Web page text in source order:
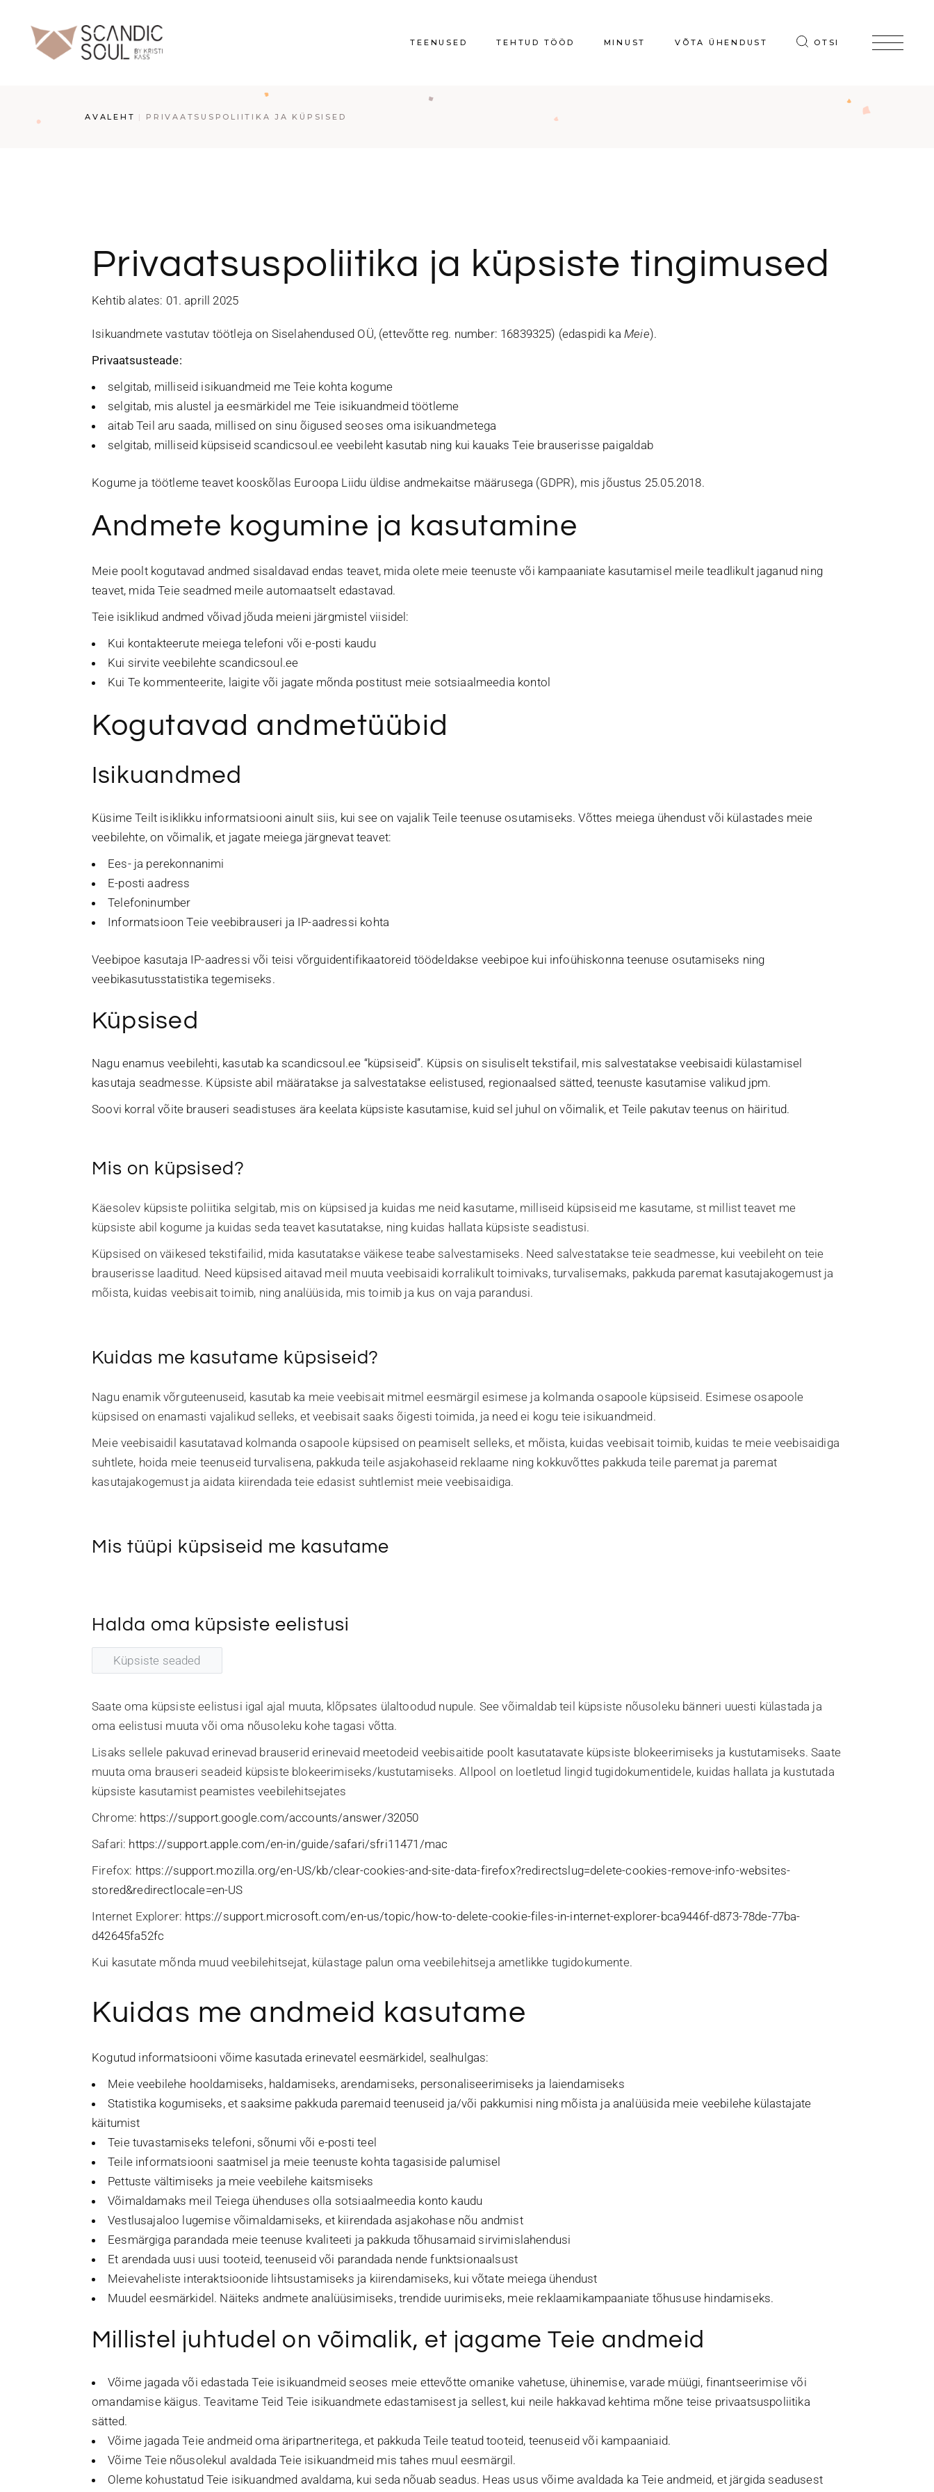
TEENUSED TEHTUD TÖÖD MINUST VÕTA ÜHENDUST OTSI
AVALEHT PRIVAATSUSPOLIITIKA JA KÜPSISED
Privaatsuspoliitika ja küpsiste tingimused
Kehtib alates: 01. aprill 2025
Isikuandmete vastutav töötleja on Siselahendused OÜ, (ettevõtte reg. number: 16839325) (edaspidi ka Meie).
Privaatsusteade:
selgitab, milliseid isikuandmeid me Teie kohta kogume
selgitab, mis alustel ja eesmärkidel me Teie isikuandmeid töötleme
aitab Teil aru saada, millised on sinu õigused seoses oma isikuandmetega
selgitab, milliseid küpsiseid scandicsoul.ee veebileht kasutab ning kui kauaks Teie brauserisse paigaldab
Kogume ja töötleme teavet kooskõlas Euroopa Liidu üldise andmekaitse määrusega (GDPR), mis jõustus 25.05.2018.
Andmete kogumine ja kasutamine
Meie poolt kogutavad andmed sisaldavad endas teavet, mida olete meie teenuste või kampaaniate kasutamisel meile teadlikult jaganud ning
teavet, mida Teie seadmed meile automaatselt edastavad.
Teie isiklikud andmed võivad jõuda meieni järgmistel viisidel:
Kui kontakteerute meiega telefoni või e-posti kaudu
Kui sirvite veebilehte scandicsoul.ee
Kui Te kommenteerite, laigite või jagate mõnda postitust meie sotsiaalmeedia kontol
Kogutavad andmetüübid
Isikuandmed
Küsime Teilt isiklikku informatsiooni ainult siis, kui see on vajalik Teile teenuse osutamiseks. Võttes meiega ühendust või külastades meie
veebilehte, on võimalik, et jagate meiega järgnevat teavet:
Ees- ja perekonnanimi
E-posti aadress
Telefoninumber
Informatsioon Teie veebibrauseri ja IP-aadressi kohta
Veebipoe kasutaja IP-aadressi või teisi võrguidentifikaatoreid töödeldakse veebipoe kui infoühiskonna teenuse osutamiseks ning
veebikasutusstatistika tegemiseks.
Küpsised
Nagu enamus veebilehti, kasutab ka scandicsoul.ee “küpsiseid”. Küpsis on sisuliselt tekstifail, mis salvestatakse veebisaidi külastamisel
kasutaja seadmesse. Küpsiste abil määratakse ja salvestatakse eelistused, regionaalsed sätted, teenuste kasutamise valikud jpm.
Soovi korral võite brauseri seadistuses ära keelata küpsiste kasutamise, kuid sel juhul on võimalik, et Teile pakutav teenus on häiritud.
Mis on küpsised?
Käesolev küpsiste poliitika selgitab, mis on küpsised ja kuidas me neid kasutame, milliseid küpsiseid me kasutame, st millist teavet me
küpsiste abil kogume ja kuidas seda teavet kasutatakse, ning kuidas hallata küpsiste seadistusi.
Küpsised on väikesed tekstifailid, mida kasutatakse väikese teabe salvestamiseks. Need salvestatakse teie seadmesse, kui veebileht on teie
brauserisse laaditud. Need küpsised aitavad meil muuta veebisaidi korralikult toimivaks, turvalisemaks, pakkuda paremat kasutajakogemust ja
mõista, kuidas veebisait toimib, ning analüüsida, mis toimib ja kus on vaja parandusi.
Kuidas me kasutame küpsiseid?
Nagu enamik võrguteenuseid, kasutab ka meie veebisait mitmel eesmärgil esimese ja kolmanda osapoole küpsiseid. Esimese osapoole
küpsised on enamasti vajalikud selleks, et veebisait saaks õigesti toimida, ja need ei kogu teie isikuandmeid.
Meie veebisaidil kasutatavad kolmanda osapoole küpsised on peamiselt selleks, et mõista, kuidas veebisait toimib, kuidas te meie veebisaidiga
suhtlete, hoida meie teenuseid turvalisena, pakkuda teile asjakohaseid reklaame ning kokkuvõttes pakkuda teile paremat ja paremat
kasutajakogemust ja aidata kiirendada teie edasist suhtlemist meie veebisaidiga.
Mis tüüpi küpsiseid me kasutame
Halda oma küpsiste eelistusi
Küpsiste seaded
Saate oma küpsiste eelistusi igal ajal muuta, klõpsates ülaltoodud nupule. See võimaldab teil küpsiste nõusoleku bänneri uuesti külastada ja
oma eelistusi muuta või oma nõusoleku kohe tagasi võtta.
Lisaks sellele pakuvad erinevad brauserid erinevaid meetodeid veebisaitide poolt kasutatavate küpsiste blokeerimiseks ja kustutamiseks. Saate
muuta oma brauseri seadeid küpsiste blokeerimiseks/kustutamiseks. Allpool on loetletud lingid tugidokumentidele, kuidas hallata ja kustutada
küpsiste kasutamist peamistes veebilehitsejates
Chrome: https://support.google.com/accounts/answer/32050
Safari: https://support.apple.com/en-in/guide/safari/sfri11471/mac
Firefox: https://support.mozilla.org/en-US/kb/clear-cookies-and-site-data-firefox?redirectslug=delete-cookies-remove-info-websites-
stored&redirectlocale=en-US
Internet Explorer: https://support.microsoft.com/en-us/topic/how-to-delete-cookie-files-in-internet-explorer-bca9446f-d873-78de-77ba-
d42645fa52fc
Kui kasutate mõnda muud veebilehitsejat, külastage palun oma veebilehitseja ametlikke tugidokumente.
Kuidas me andmeid kasutame
Kogutud informatsiooni võime kasutada erinevatel eesmärkidel, sealhulgas:
Meie veebilehe hooldamiseks, haldamiseks, arendamiseks, personaliseerimiseks ja laiendamiseks
Statistika kogumiseks, et saaksime pakkuda paremaid teenuseid ja/või pakkumisi ning mõista ja analüüsida meie veebilehe külastajate
käitumist
Teie tuvastamiseks telefoni, sõnumi või e-posti teel
Teile informatsiooni saatmisel ja meie teenuste kohta tagasiside palumisel
Pettuste vältimiseks ja meie veebilehe kaitsmiseks
Võimaldamaks meil Teiega ühenduses olla sotsiaalmeedia konto kaudu
Vestlusajaloo lugemise võimaldamiseks, et kiirendada asjakohase nõu andmist
Eesmärgiga parandada meie teenuse kvaliteeti ja pakkuda tõhusamaid sirvimislahendusi
Et arendada uusi uusi tooteid, teenuseid või parandada nende funktsionaalsust
Meievaheliste interaktsioonide lihtsustamiseks ja kiirendamiseks, kui võtate meiega ühendust
Muudel eesmärkidel. Näiteks andmete analüüsimiseks, trendide uurimiseks, meie reklaamikampaaniate tõhususe hindamiseks.
Millistel juhtudel on võimalik, et jagame Teie andmeid
Võime jagada või edastada Teie isikuandmeid seoses meie ettevõtte omanike vahetuse, ühinemise, varade müügi, finantseerimise või
omandamise käigus. Teavitame Teid Teie isikuandmete edastamisest ja sellest, kui neile hakkavad kehtima mõne teise privaatsuspoliitika
sätted.
Võime jagada Teie andmeid oma äripartneritega, et pakkuda Teile teatud tooteid, teenuseid või kampaaniaid.
Võime Teie nõusolekul avaldada Teie isikuandmeid mis tahes muul eesmärgil.
Oleme kohustatud Teie isikuandmed avaldama, kui seda nõuab seadus. Heas usus võime avaldada ka Teie andmeid, et järgida seadusest